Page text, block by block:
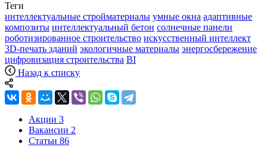
Теги
интеллектуальные стройматериалы умные окна адаптивные
композиты интеллектуальный бетон солнечные панели
роботизированное строительство искусственный интеллект
3D-печать зданий экологичные материалы энергосбережение
цифровизация строительства BI
Назад к списку
Акции 3
Вакансии 2
Статьи 86